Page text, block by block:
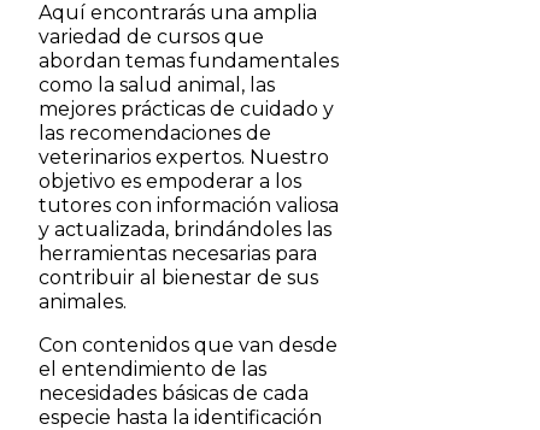
Aquí encontrarás una amplia
variedad de cursos que
abordan temas fundamentales
como la salud animal, las
mejores prácticas de cuidado y
las recomendaciones de
veterinarios expertos. Nuestro
objetivo es empoderar a los
tutores con información valiosa
y actualizada, brindándoles las
herramientas necesarias para
contribuir al bienestar de sus
animales.
Con contenidos que van desde
el entendimiento de las
necesidades básicas de cada
especie hasta la identificación